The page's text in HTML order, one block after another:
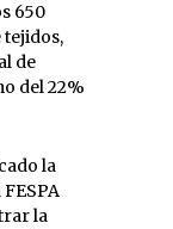
650
tejidos,
de
del 22%
la
la